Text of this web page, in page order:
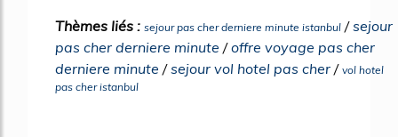
Thèmes liés : sejour pas cher derniere minute istanbul /sejour
pas cher derniere minute /offre voyage pas cher
derniere minute /sejour vol hotel pas cher / vol hotel
pas cher istanbul